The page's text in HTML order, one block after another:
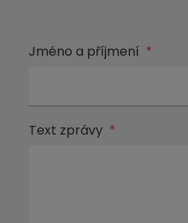
Jméno a příjmení *
Text zprávy *